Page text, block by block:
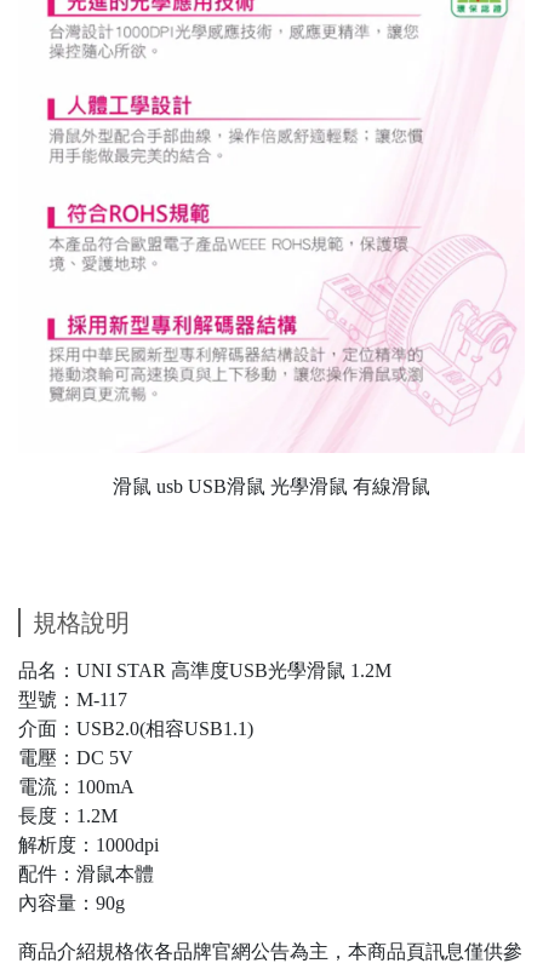
滑鼠 usb USB滑鼠 光學滑鼠 有線滑鼠
規格說明
品名：UNI STAR 高準度USB光學滑鼠 1.2M
型號：M-117
介面：USB2.0(相容USB1.1)
電壓：DC 5V
電流：100mA
長度：1.2M
解析度：1000dpi
配件：滑鼠本體
內容量：90g
商品介紹規格依各品牌官網公告為主，本商品頁訊息僅供參